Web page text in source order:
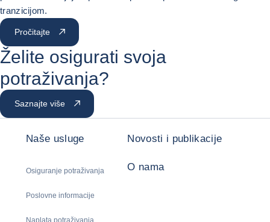
tranzicijom.
Pročitajte
Želite osigurati svoja
potraživanja?
Saznajte više
Naše usluge
Osiguranje potraživanja
Poslovne informacije
Naplata potraživanja
Novosti i publikacije
O nama